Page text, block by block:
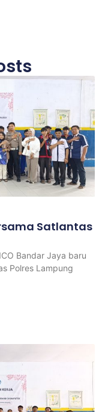
Satlantas
Bandar Jaya baru
Polres Lampung